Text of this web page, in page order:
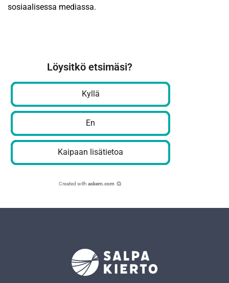
sosiaalisessa mediassa.
Löysitkö etsimäsi?
Kyllä
En
Kaipaan lisätietoa
Created with askem.com